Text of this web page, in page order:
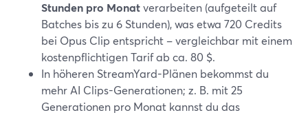
Stunden pro Monatverarbeiten (aufgeteilt auf
Batches bis zu 6 Stunden), was etwa 720 Credits
bei Opus Clip entspricht – vergleichbar mit einem
kostenpflichtigen Tarif ab ca. 80 $.
In höheren StreamYard-Plänen bekommst du
mehr AI Clips-Generationen; z. B. mit 25
Generationen pro Monat kannst du das